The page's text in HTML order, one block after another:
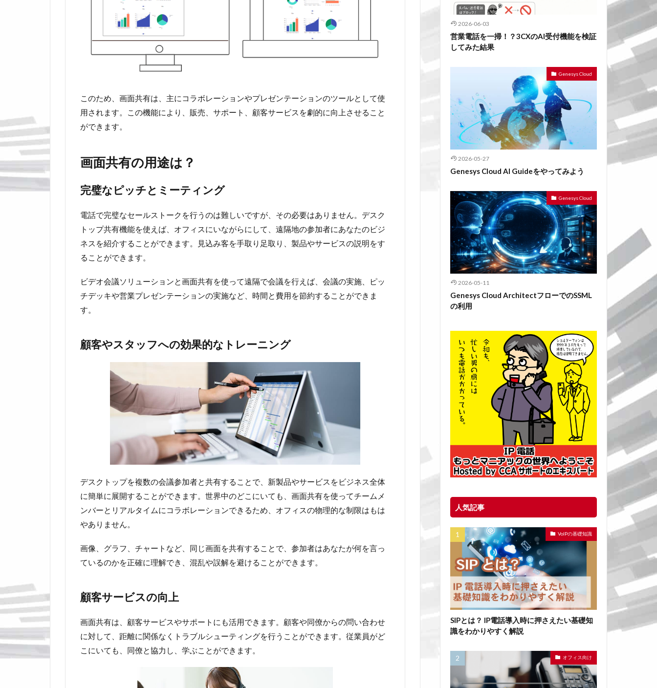
このため、画面共有は、主にコラボレーションやプレゼンテーションのツールとして使
用されます。この機能により、販売、サポート、顧客サービスを劇的に向上させること
ができます。
画面共有の用途は？
完璧なピッチとミーティング
電話で完璧なセールストークを行うのは難しいですが、その必要はありません。デスク
トップ共有機能を使えば、オフィスにいながらにして、遠隔地の参加者にあなたのビジ
ネスを紹介することができます。見込み客を手取り足取り、製品やサービスの説明をす
ることができます。
ビデオ会議ソリューションと画面共有を使って遠隔で会議を行えば、会議の実施、ピッ
チデッキや営業プレゼンテーションの実施など、時間と費用を節約することができま
す。
顧客やスタッフへの効果的なトレーニング
デスクトップを複数の会議参加者と共有することで、新製品やサービスをビジネス全体
に簡単に展開することができます。世界中のどこにいても、画面共有を使ってチームメ
ンバーとリアルタイムにコラボレーションできるため、オフィスの物理的な制限はもは
やありません。
画像、グラフ、チャートなど、同じ画面を共有することで、参加者はあなたが何を言っ
ているのかを正確に理解でき、混乱や誤解を避けることができます。
顧客サービスの向上
画面共有は、顧客サービスやサポートにも活用できます。顧客や同僚からの問い合わせ
に対して、距離に関係なくトラブルシューティングを行うことができます。従業員がど
こにいても、同僚と協力し、学ぶことができます。
2026-06-03
営業電話を一掃！？3CXのAI受付機能を検証
してみた結果
Genesys Cloud
2026-05-27
Genesys Cloud AI Guideをやってみよう
Genesys Cloud
2026-05-11
Genesys Cloud ArchitectフローでのSSML
の利用
人気記事
VoIPの基礎知識
SIPとは？ IP電話導入時に押さえたい基礎知
識をわかりやすく解説
オフィス向け